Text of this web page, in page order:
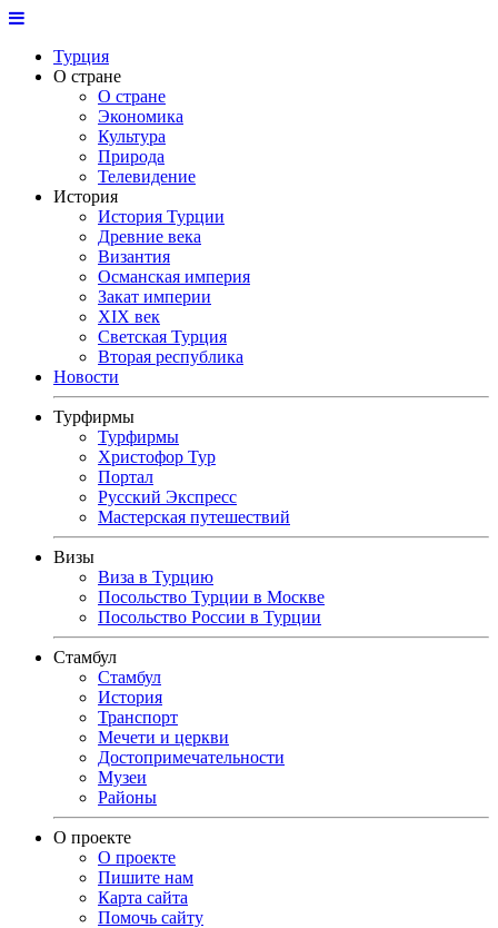
Турция
О стране
О стране
Экономика
Культура
Природа
Телевидение
История
История Турции
Древние века
Византия
Османская империя
Закат империи
XIX век
Светская Турция
Вторая республика
Новости
Турфирмы
Турфирмы
Христофор Тур
Портал
Русский Экспресс
Мастерская путешествий
Визы
Виза в Турцию
Посольство Турции в Москве
Посольство России в Турции
Стамбул
Стамбул
История
Транспорт
Мечети и церкви
Достопримечательности
Музеи
Районы
О проекте
О проекте
Пишите нам
Карта сайта
Помочь сайту